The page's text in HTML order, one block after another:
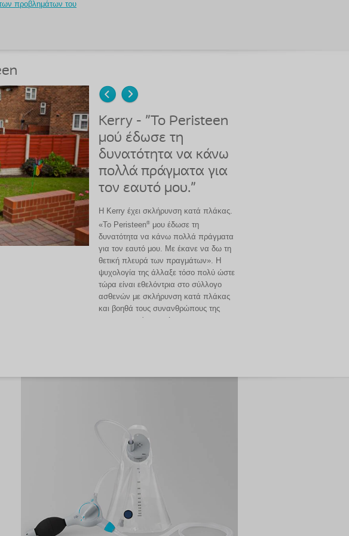
των προβλημάτων του
Kerry - "Το Peristeen
μού έδωσε τη
δυνατότητα να κάνω
πολλά πράγματα για
τον εαυτό μου."
Η Kerry έχει σκλήρυνση κατά πλάκας.
«Το Peristeen®μου έδωσε τη
δυνατότητα να κάνω πολλά πράγματα
για τον εαυτό μου. Με έκανε να δω τη
θετική πλευρά των πραγμάτων». Η
ψυχολογία της άλλαξε τόσο πολύ ώστε
τώρα είναι εθελόντρια στο σύλλογο
ασθενών με σκλήρυνση κατά πλάκας
και βοηθά τους συνανθρώπους της
στην περιοχή που μένει.